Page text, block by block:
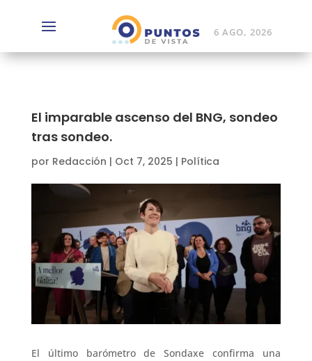
6 AGO, 2026
El imparable ascenso del BNG, sondeo
tras sondeo.
por Redacción | Oct 7, 2025 | Política
El último barómetro de Sondaxe confirma una